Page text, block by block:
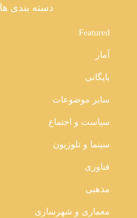
دسته بندی ها
Featured
آمار
بایگانی
سایر موضوعات
سیاست و اجتماع
سینما و تلوزیون
فناوری
مذهبی
معماری و شهرسازی